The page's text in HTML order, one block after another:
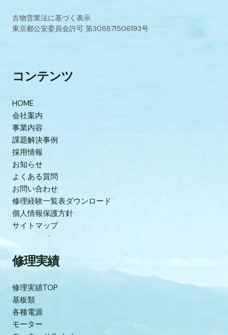
古物営業法に基づく表示
東京都公安委員会許可 第308871506193号
コンテンツ
HOME
会社案内
事業内容
課題解決事例
採用情報
お知らせ
よくある質問
お問い合わせ
修理経験一覧表ダウンロード
個人情報保護方針
サイトマップ
修理実績
修理実績TOP
基板類
各種電源
モーター